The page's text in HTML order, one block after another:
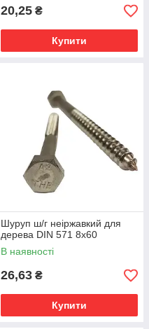
20,25 ₴
Купити
Шуруп ш/г неіржавкий для
дерева DIN 571 8х60
В наявності
26,63 ₴
Купити